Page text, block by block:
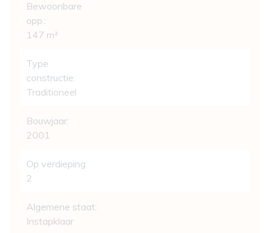
Bewoonbare
opp.:
147 m²
Type
constructie:
Traditioneel
Bouwjaar:
2001
Op verdieping:
2
Algemene staat:
Instapklaar